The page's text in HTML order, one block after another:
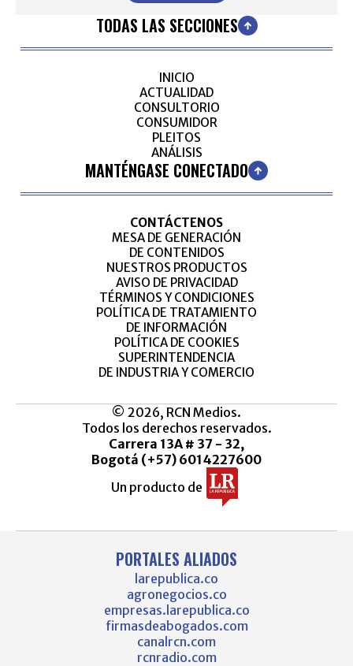
TODAS LAS SECCIONES
INICIO
ACTUALIDAD
CONSULTORIO
CONSUMIDOR
PLEITOS
ANÁLISIS
MANTÉNGASE CONECTADO
CONTÁCTENOS
MESA DE GENERACIÓN
DE CONTENIDOS
NUESTROS PRODUCTOS
AVISO DE PRIVACIDAD
TÉRMINOS Y CONDICIONES
POLÍTICA DE TRATAMIENTO
DE INFORMACIÓN
POLÍTICA DE COOKIES
SUPERINTENDENCIA
DE INDUSTRIA Y COMERCIO
© 2026, RCN Medios.
Todos los derechos reservados.
Carrera 13A # 37 - 32,
Bogotá (+57) 6014227600
Un producto de
PORTALES ALIADOS
larepublica.co
agronegocios.co
empresas.larepublica.co
firmasdeabogados.com
canalrcn.com
rcnradio.com